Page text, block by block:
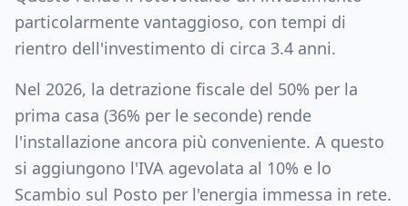
particolarmente vantaggioso, con tempi di
rientro dell'investimento di circa 3.4 anni.
Nel 2026, la detrazione fiscale del 50% per la
prima casa (36% per le seconde) rende
l'installazione ancora più conveniente. A questo
si aggiungono l'IVA agevolata al 10% e lo
Scambio sul Posto per l'energia immessa in rete.